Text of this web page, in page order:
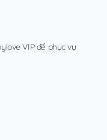
VIP để phục vụ